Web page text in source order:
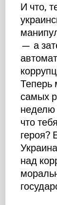
И что,
— а
Теперь
самых
неделю
что
героя?
над